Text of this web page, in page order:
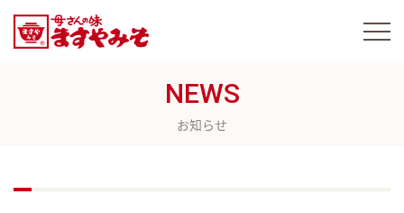
NEWS
お知らせ